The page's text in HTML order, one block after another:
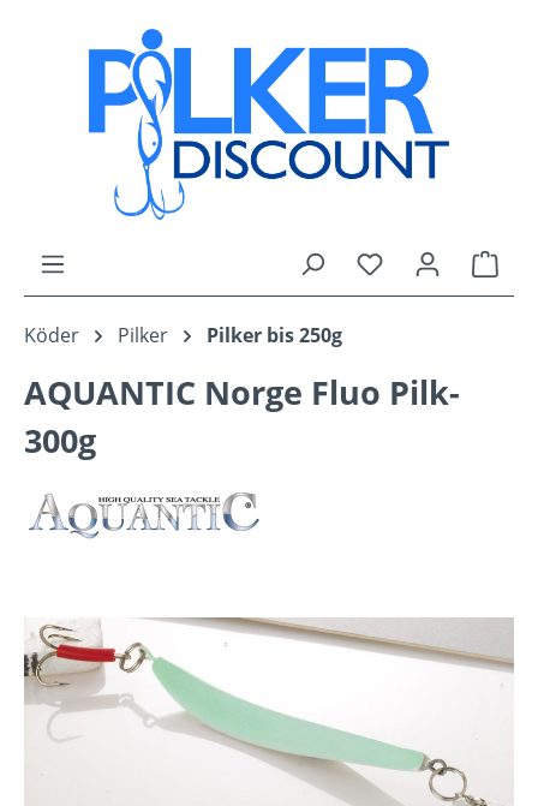
Zum Hauptinhalt springen
Du hast 0
Köder Pilker Pilker bis 250g
AQUANTIC Norge Fluo Pilk-
300g